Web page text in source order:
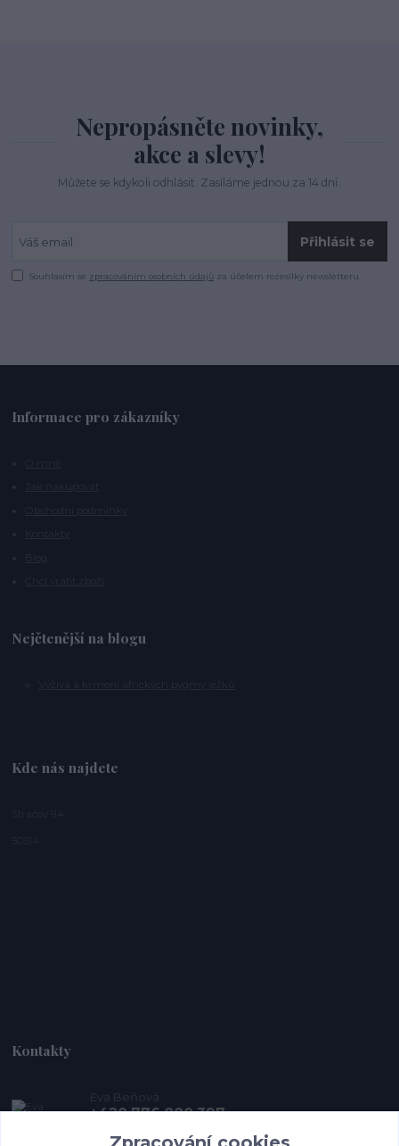
Nepropásněte novinky,
akce a slevy!
Můžete se kdykoli odhlásit. Zasíláme jednou za 14 dní.
Přihlásit se
Souhlasím se zpracováním osobních údajů za účelem rozesílky newsletteru.
Informace pro zákazníky
Nejčtenější na blogu
Kde nás najdete
Kontakty
Eva Beňová
+420 776 000 397